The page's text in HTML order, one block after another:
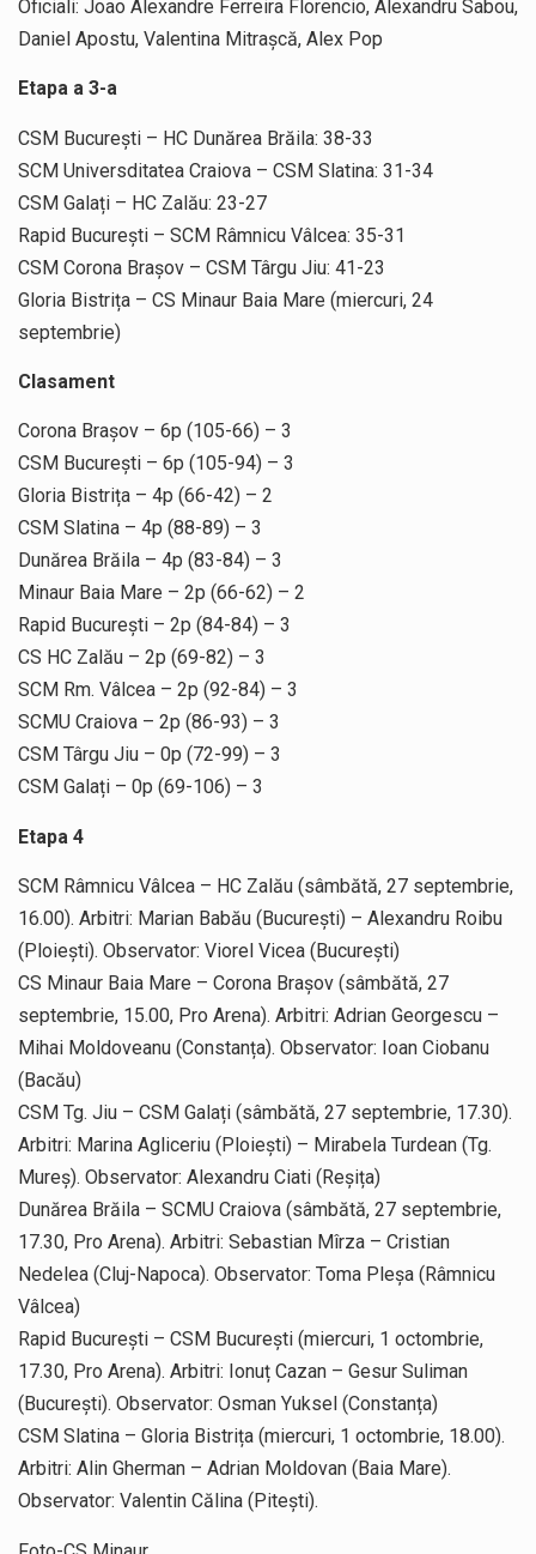
Oficiali: Joao Alexandre Ferreira Florencio, Alexandru Sabou,
Daniel Apostu, Valentina Mitrașcă, Alex Pop
Etapa a 3-a
CSM București – HC Dunărea Brăila: 38-33
SCM Universditatea Craiova – CSM Slatina: 31-34
CSM Galați – HC Zalău: 23-27
Rapid București – SCM Râmnicu Vâlcea: 35-31
CSM Corona Brașov – CSM Târgu Jiu: 41-23
Gloria Bistrița – CS Minaur Baia Mare (miercuri, 24
septembrie)
Clasament
Corona Brașov – 6p (105-66) – 3
CSM București – 6p (105-94) – 3
Gloria Bistrița – 4p (66-42) – 2
CSM Slatina – 4p (88-89) – 3
Dunărea Brăila – 4p (83-84) – 3
Minaur Baia Mare – 2p (66-62) – 2
Rapid București – 2p (84-84) – 3
CS HC Zalău – 2p (69-82) – 3
SCM Rm. Vâlcea – 2p (92-84) – 3
SCMU Craiova – 2p (86-93) – 3
CSM Târgu Jiu – 0p (72-99) – 3
CSM Galați – 0p (69-106) – 3
Etapa 4
SCM Râmnicu Vâlcea – HC Zalău (sâmbătă, 27 septembrie,
16.00). Arbitri: Marian Babău (București) – Alexandru Roibu
(Ploiești). Observator: Viorel Vicea (București)
CS Minaur Baia Mare – Corona Brașov (sâmbătă, 27
septembrie, 15.00, Pro Arena). Arbitri: Adrian Georgescu –
Mihai Moldoveanu (Constanța). Observator: Ioan Ciobanu
(Bacău)
CSM Tg. Jiu – CSM Galați (sâmbătă, 27 septembrie, 17.30).
Arbitri: Marina Agliceriu (Ploiești) – Mirabela Turdean (Tg.
Mureș). Observator: Alexandru Ciati (Reșița)
Dunărea Brăila – SCMU Craiova (sâmbătă, 27 septembrie,
17.30, Pro Arena). Arbitri: Sebastian Mîrza – Cristian
Nedelea (Cluj-Napoca). Observator: Toma Pleșa (Râmnicu
Vâlcea)
Rapid București – CSM București (miercuri, 1 octombrie,
17.30, Pro Arena). Arbitri: Ionuț Cazan – Gesur Suliman
(București). Observator: Osman Yuksel (Constanța)
CSM Slatina – Gloria Bistrița (miercuri, 1 octombrie, 18.00).
Arbitri: Alin Gherman – Adrian Moldovan (Baia Mare).
Observator: Valentin Călina (Pitești).